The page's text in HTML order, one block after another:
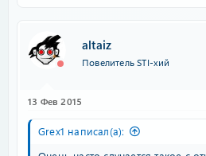
altaiz
Повелитель STI-хий
13 Фев 2015
Grex1 написал(а):